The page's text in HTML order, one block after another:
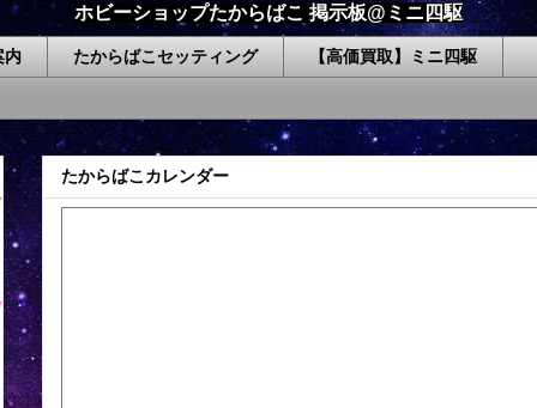
ホビーショップたからばこ 掲示板@ミニ四駆
内 たからばこセッティング 【高価買取】ミニ四駆
たからばこカレンダー